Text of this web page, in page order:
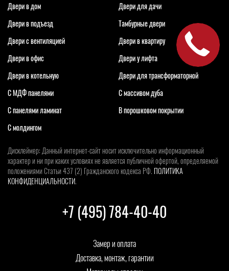
+7 (495) 784-40-40
Замер и оплата
Доставка, монтаж, гарантии
Двери в дом
Двери для дачи
Двери в подъезд
Тамбурные двери
Двери с вентиляцией
Двери в квартиру
Двери в офис
Двери у лифта
Двери в котельную
Двери для трансформаторной
С МДФ панелями
С массивом дуба
С панелями ламинат
В порошковом покрытии
С молдингом
Дисклеймер: Данный интернет-сайт носит исключительно информационный
характер и ни при каких условиях не является публичной офертой, определяемой
положениями Статьи 437 (2) Гражданского кодекса РФ. ПОЛИТИКА
КОНФИДЕНЦИАЛЬНОСТИ.